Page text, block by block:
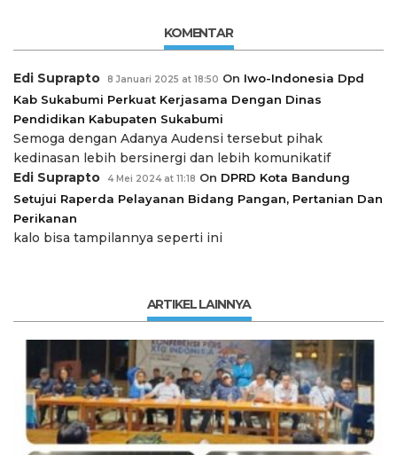
KOMENTAR
Edi Suprapto 8 Januari 2025 at 18:50 On Iwo-Indonesia Dpd
Kab Sukabumi Perkuat Kerjasama Dengan Dinas
Pendidikan Kabupaten Sukabumi
Semoga dengan Adanya Audensi tersebut pihak
kedinasan lebih bersinergi dan lebih komunikatif
Edi Suprapto
4 Mei 2024 at 11:18 On DPRD Kota Bandung
Setujui Raperda Pelayanan Bidang Pangan, Pertanian Dan
Perikanan
kalo bisa tampilannya seperti ini
ARTIKEL LAINNYA